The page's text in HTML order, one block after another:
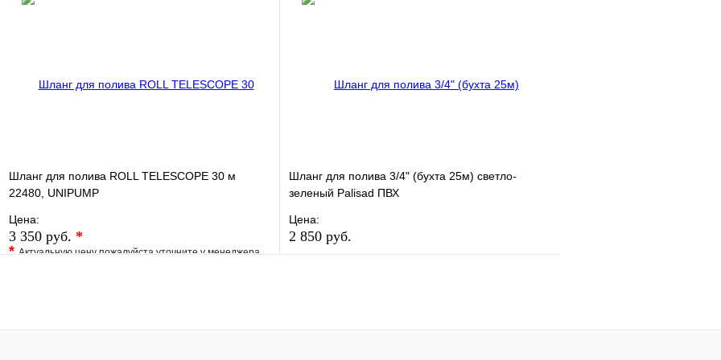
Шланг для полива ROLL TELESCOPE 30 м
22480, UNIPUMP
Цена:
3 350 руб. *
*Актуальную цену пожалуйста уточните у менеджера
Шланг для полива 3/4" (бухта 25м) светло-
зеленый Palisad ПВХ
Цена:
2 850 руб.